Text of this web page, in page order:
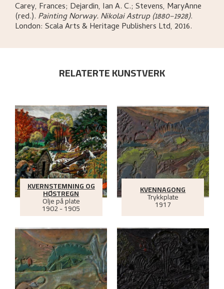
Carey, Frances; Dejardin, Ian A. C.; Stevens, MaryAnne
(red.). Painting Norway. Nikolai Astrup (1880–1928).
London: Scala Arts & Heritage Publishers Ltd, 2016.
RELATERTE KUNSTVERK
KVERNSTEMNING OG
HØSTREGN
Olje på plate
1902 - 1905
KVENNAGONG
Trykkplate
1917